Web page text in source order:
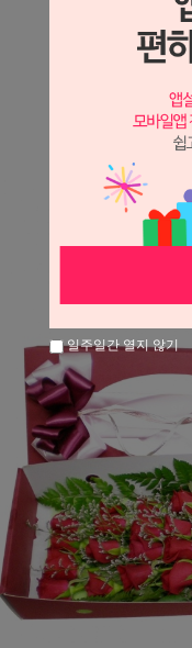
장미는 시세 변
일주일간 열지 않기